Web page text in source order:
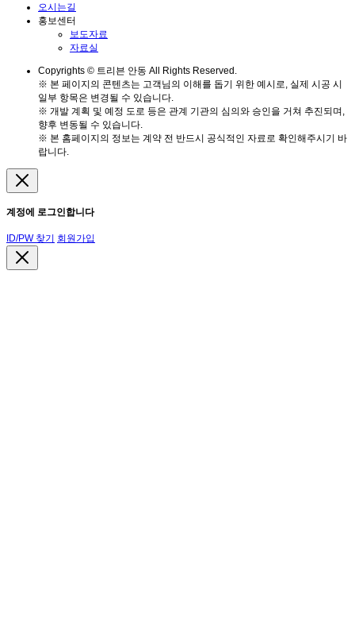
오시는길
홍보센터
보도자료
자료실
Copyrights © 트리븐 안동 All Rights Reserved.
※ 본 페이지의 콘텐츠는 고객님의 이해를 돕기 위한 예시로, 실제 시공 시
일부 항목은 변경될 수 있습니다.
※ 개발 계획 및 예정 도로 등은 관계 기관의 심의와 승인을 거쳐 추진되며,
향후 변동될 수 있습니다.
※ 본 홈페이지의 정보는 계약 전 반드시 공식적인 자료로 확인해주시기 바
랍니다.
계정에 로그인합니다
ID/PW 찾기 회원가입